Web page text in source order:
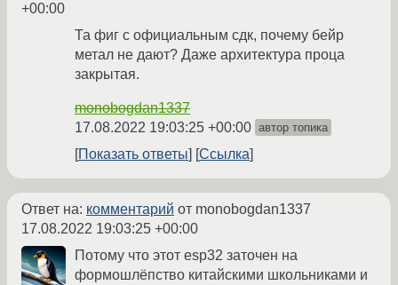
+00:00
Та фиг с официальным сдк, почему бейр
метал не дают? Даже архитектура проца
закрытая.
monobogdan1337
17.08.2022 19:03:25 +00:00 автор топика
Показать ответы Ссылка
Ответ на: комментарий от monobogdan1337
17.08.2022 19:03:25 +00:00
Потому что этот esp32 заточен на
формошлёпство китайскими школьниками и